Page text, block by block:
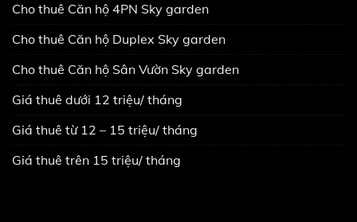
Cho thuê Căn hộ 4PN Sky garden
Cho thuê Căn hộ Duplex Sky garden
Cho thuê Căn hộ Sân Vườn Sky garden
Giá thuê dưới 12 triệu/ tháng
Giá thuê từ 12 – 15 triệu/ tháng
Giá thuê trên 15 triệu/ tháng